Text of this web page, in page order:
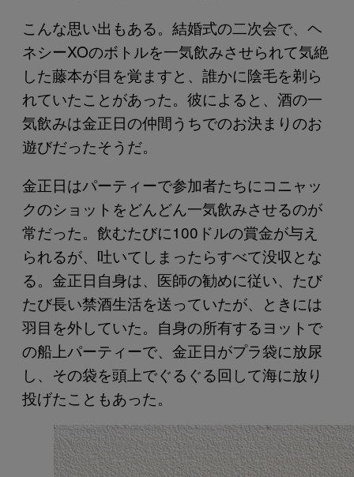
こんな思い出もある。結婚式の二次会で、ヘ
ネシーXOのボトルを一気飲みさせられて気絶
した藤本が目を覚ますと、誰かに陰毛を剃ら
れていたことがあった。彼によると、酒の一
気飲みは金正日の仲間うちでのお決まりのお
遊びだったそうだ。
金正日はパーティーで参加者たちにコニャッ
クのショットをどんどん一気飲みさせるのが
常だった。飲むたびに100ドルの賞金が与え
られるが、吐いてしまったらすべて没収とな
る。金正日自身は、医師の勧めに従い、たび
たび長い禁酒生活を送っていたが、ときには
羽目を外していた。自身の所有するヨットで
の船上パーティーで、金正日がプラ袋に放尿
し、その袋を頭上でぐるぐる回して海に放り
投げたこともあった。